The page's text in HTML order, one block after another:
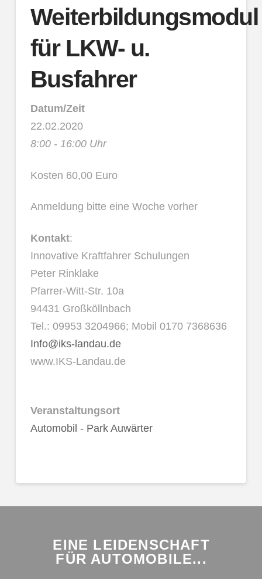
Weiterbildungsmodul
für LKW- u.
Busfahrer
Datum/Zeit
22.02.2020
8:00 - 16:00 Uhr
Kosten 60,00 Euro
Anmeldung bitte eine Woche vorher
Kontakt:
Innovative Kraftfahrer Schulungen
Peter Rinklake
Pfarrer-Witt-Str. 10a
94431 Großköllnbach
Tel.: 09953 3204966; Mobil 0170 7368636
Info@iks-landau.de
www.IKS-Landau.de
Veranstaltungsort
Automobil - Park Auwärter
EINE LEIDENSCHAFT
FÜR AUTOMOBILE...